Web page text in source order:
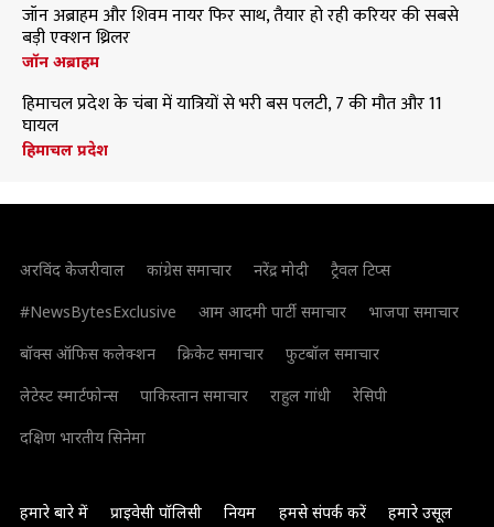
जॉन अब्राहम और शिवम नायर फिर साथ, तैयार हो रही करियर की सबसे
बड़ी एक्शन थ्रिलर
जॉन अब्राहम
हिमाचल प्रदेश के चंबा में यात्रियों से भरी बस पलटी, 7 की मौत और 11
घायल
हिमाचल प्रदेश
अरविंद केजरीवाल कांग्रेस समाचार नरेंद्र मोदी
ट्रैवल टिप्स
#NewsBytesExclusive
आम आदमी पार्टी समाचार
भाजपा समाचार
बॉक्स ऑफिस कलेक्शन
क्रिकेट समाचार
फुटबॉल समाचार
लेटेस्ट स्मार्टफोन्स
पाकिस्तान समाचार राहुल गांधी
रेसिपी
दक्षिण भारतीय सिनेमा
हमारे बारे में प्राइवेसी पॉलिसी नियम हमसे संपर्क करें हमारे उसूल